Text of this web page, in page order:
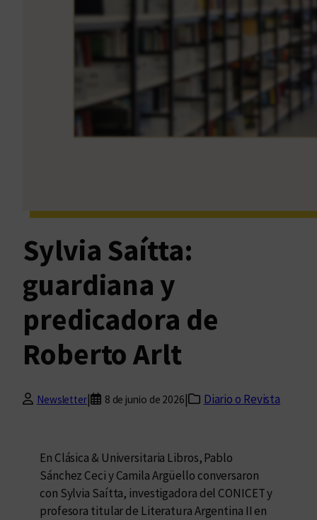
Sylvia Saítta:
guardiana y
predicadora de
Roberto Arlt
Newsletter| 8 de junio de 2026| Diario o Revista
En Clásica & Universitaria Libros, Pablo
Sánchez Ceci y Camila Argüello conversaron
con Sylvia Saítta, investigadora del CONICET y
profesora titular de Literatura Argentina II en